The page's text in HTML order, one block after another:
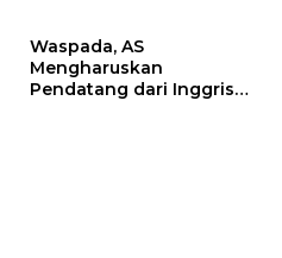
Waspada, AS
Mengharuskan
Pendatang dari Inggris